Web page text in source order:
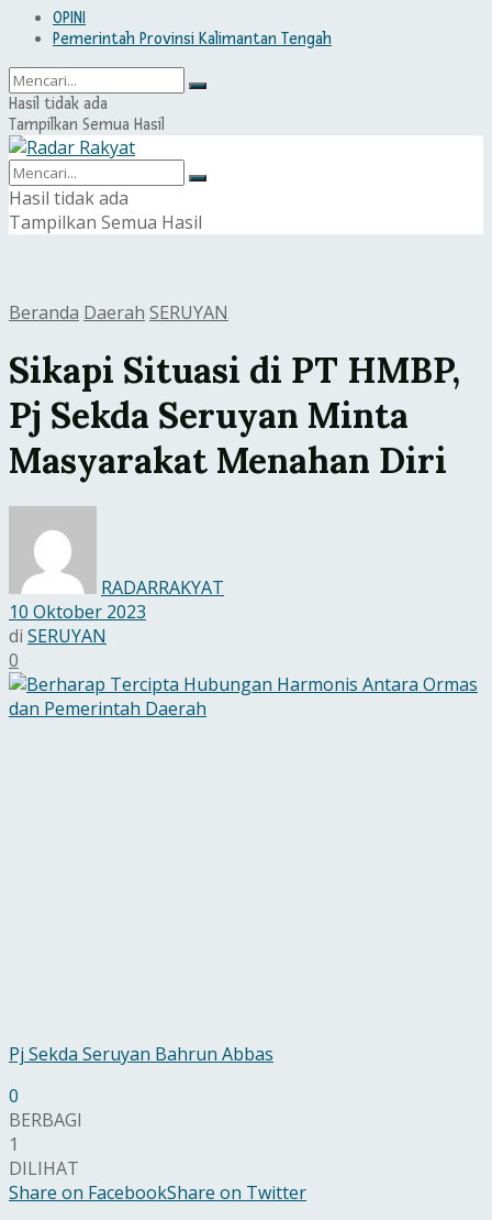
OPINI
Pemerintah Provinsi Kalimantan Tengah
Hasil tidak ada
Tampilkan Semua Hasil
Hasil tidak ada
Tampilkan Semua Hasil
Beranda Daerah SERUYAN
Sikapi Situasi di PT HMBP,
Pj Sekda Seruyan Minta
Masyarakat Menahan Diri
RADARRAKYAT
10 Oktober 2023
di SERUYAN
0
Pj Sekda Seruyan Bahrun Abbas
0
BERBAGI
1
DILIHAT
Share on FacebookShare on Twitter